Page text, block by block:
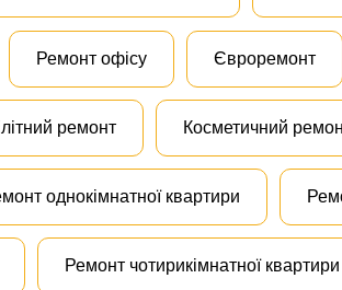
Ремонт офісу Євроремонт
ремонт Косметичний
однокімнатної квартири
Ремонт чотирикімнатної квартири